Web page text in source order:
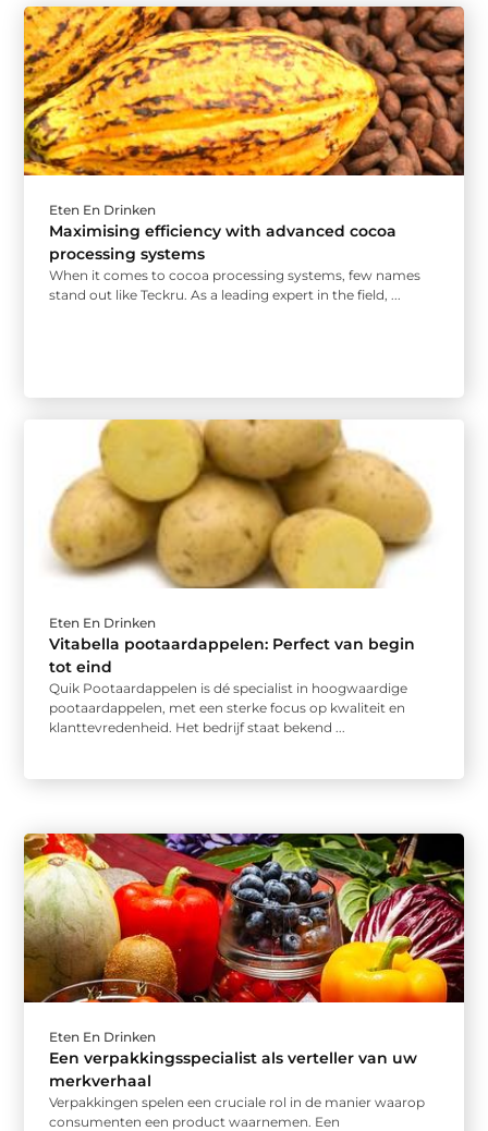
Eten En Drinken
Maximising efficiency with advanced cocoa
processing systems
When it comes to cocoa processing systems, few names
stand out like Teckru. As a leading expert in the field, ...
Eten En Drinken
Vitabella pootaardappelen: Perfect van begin
tot eind
Quik Pootaardappelen is dé specialist in hoogwaardige
pootaardappelen, met een sterke focus op kwaliteit en
klanttevredenheid. Het bedrijf staat bekend ...
Eten En Drinken
Een verpakkingsspecialist als verteller van uw
merkverhaal
Verpakkingen spelen een cruciale rol in de manier waarop
consumenten een product waarnemen. Een